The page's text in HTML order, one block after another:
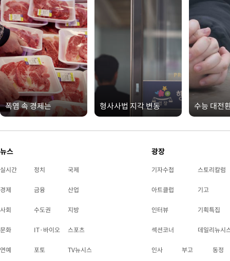
폭염 속 경제는 형사사법 지각 변동 수능 대전
뉴스
실시간 정치 국제
경제 금융 산업
사회 수도권 지방
문화 IT·바이오 스포츠
연예 포토 TV뉴시스
광장
기자수첩 스토리칼럼
아트클럽 기고
인터뷰 기획특집
섹션코너 데일리뉴시
인사 부고 동정